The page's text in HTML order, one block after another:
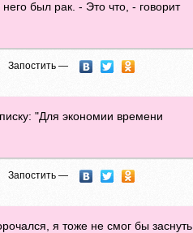
был рак. - Это что, - говорит
Запостить —
"Для экономии времени
Запостить —
я тоже не смог бы заснуть.